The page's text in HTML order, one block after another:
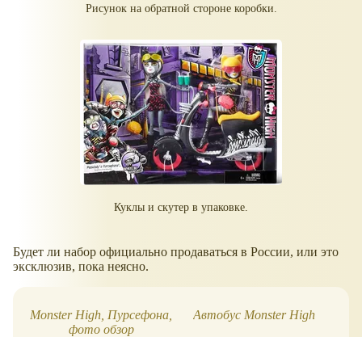
Рисунок на обратной стороне коробки.
Куклы и скутер в упаковке.
Будет ли набор официально продаваться в России, или это
эксклюзив, пока неясно.
Monster High, Пурсефона,
фото обзор
Автобус Monster High